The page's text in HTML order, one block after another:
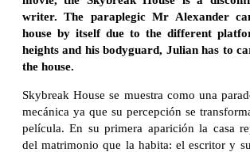
writer. The paraplegic Mr Alexander
house by itself due to the different
heights and his bodyguard, Julian has to
the house.
Skybreak House se muestra como una
mecánica ya que su percepción se
película. En su primera aparición la casa
del matrimonio que la habita: el escritor y